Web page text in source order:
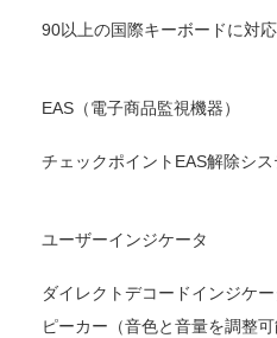
90以上の国際キーボードに対応
EAS（電子商品監視機器）
チェックポイントEAS解除シ
ユーザーインジケータ
ダイレクトデコードインジケ
ピーカー（音色と音量を調整可